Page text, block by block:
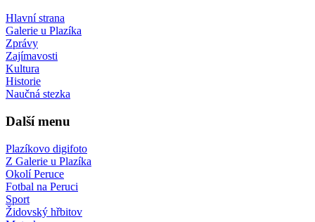
Hlavní strana
Galerie u Plazíka
Zprávy
Zajímavosti
Kultura
Historie
Naučná stezka
Další menu
Plazíkovo digifoto
Z Galerie u Plazíka
Okolí Peruce
Fotbal na Peruci
Sport
Židovský hřbitov